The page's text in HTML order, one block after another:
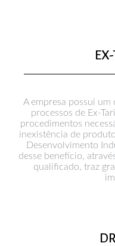
A empresa possui
processos de Ex-
procedimentos
inexistência de
Desenvolvimento
desse benefício,
qualificado, traz